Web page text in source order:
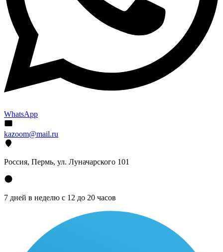
WhatsApp
kazoom@mail.ru
Россия, Пермь, ул. Луначарского 101
7 дней в неделю с 12 до 20 часов